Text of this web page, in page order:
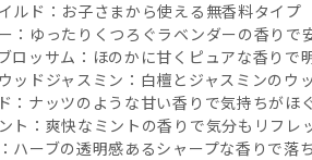
ルド：お子さまから使える無香料タイプ
：ゆったりくつろぐラベンダーの香りで
ロッサム：ほのかに甘くピュアな香りで
ッドジャスミン：白檀とジャスミンの
：ナッツのような甘い香りで気持ちがほ
ト：爽快なミントの香りで気分もリフレ
ハーブの透明感あるシャープな香りで落